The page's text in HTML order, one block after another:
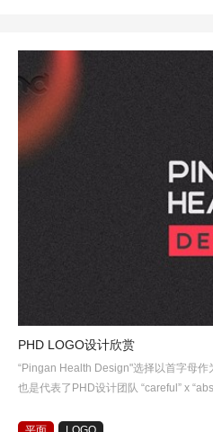
PHD LOGO设计欣赏
“Pingan Health Design"选择以首字母
也是代表了PHD设计团队 “careful” x